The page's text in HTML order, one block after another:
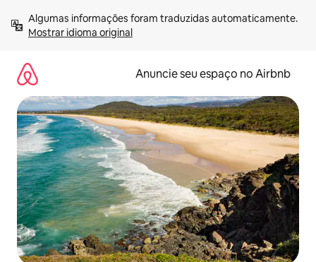
para
Mostrar idioma original
Anuncie seu espaço no Airbnb